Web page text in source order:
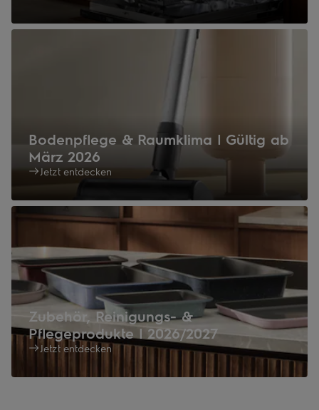
Bodenpflege & Raumklima | Gültig ab
März 2026
Jetzt entdecken
Zubehör, Reinigungs- &
Pflegeprodukte | 2026/2027
Jetzt entdecken